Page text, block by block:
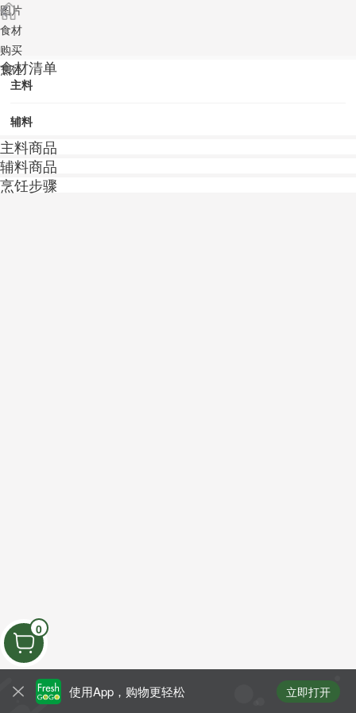
图片
食材
购买
烹饪
食材清单
主料
辅料
主料商品
辅料商品
烹饪步骤
0
使用App，购物更轻松 立即打开